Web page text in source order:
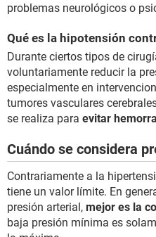
problemas neurológicos o
Qué es la hipotensión
Durante ciertos tipos de
voluntariamente reducir la
especialmente en
tumores vasculares
se realiza para evitar
Cuándo se considera
Contrariamente a la
tiene un valor límite. En
presión arterial, mejor es la
baja presión mínima es